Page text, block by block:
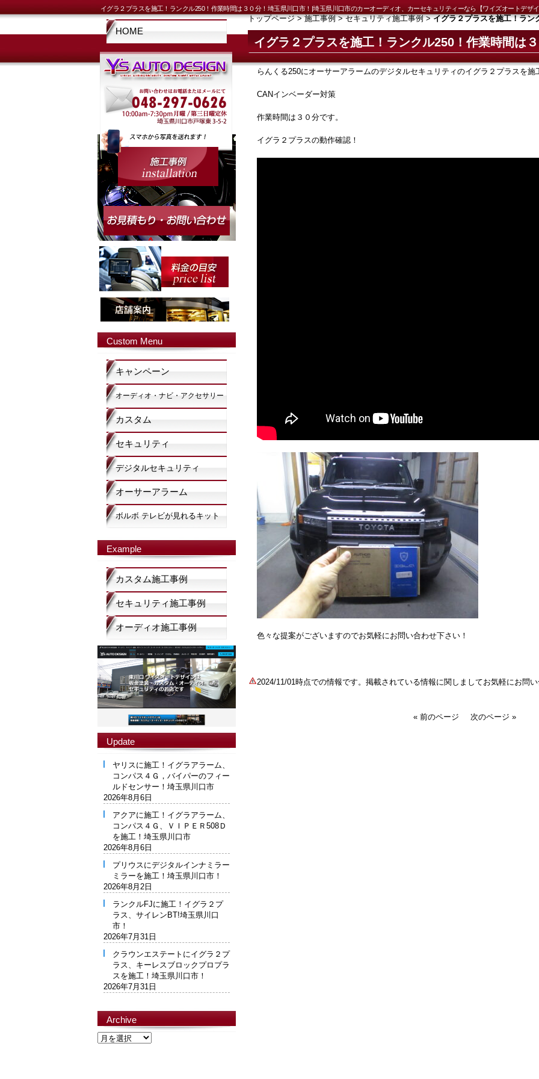
イグラ２プラスを施工！ランクル250！作業時間は３０分！埼玉県川口市！|埼玉県川口市のカーオーディオ、カーセキュリティーなら【ワイズオートデザイ
トップページ>施工事例>セキュリティ施工事例>イグラ２プラスを施工！ラン
イグラ２プラスを施工！ランクル250！作業時間は
らんくる250にオーサーアラームのデジタルセキュリティのイグラ２プラスを施
CANインベーダー対策
作業時間は３０分です。
イグラ２プラスの動作確認！
色々な提案がございますのでお気軽にお問い合わせ下さい！
2024/11/01時点での情報です。掲載されている情報に関しましてお気軽にお問い
« 前のページ 次のページ »
HOME
Custom Menu
キャンペーン
オーディオ・ナビ・アクセサリー
カスタム
セキュリティ
デジタルセキュリティ
オーサーアラーム
ボルボ テレビが見れるキット
Example
カスタム施工事例
セキュリティ施工事例
オーディオ施工事例
Update
ヤリスに施工！イグラアラーム、
コンパス４Ｇ，バイパーのフィー
ルドセンサー！埼玉県川口市
2026年8月6日
アクアに施工！イグラアラーム、
コンパス４Ｇ、ＶＩＰＥＲ508Ｄ
を施工！埼玉県川口市
2026年8月6日
プリウスにデジタルインナミラー
ミラーを施工！埼玉県川口市！
2026年8月2日
ランクルFJに施工！イグラ２プ
ラス、サイレンBT!埼玉県川口
市！
2026年7月31日
クラウンエステートにイグラ２プ
ラス、キーレスブロックプロプラ
スを施工！埼玉県川口市！
2026年7月31日
Archive
Archive